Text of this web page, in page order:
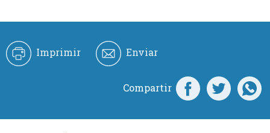
Imprimir Enviar
Compartir